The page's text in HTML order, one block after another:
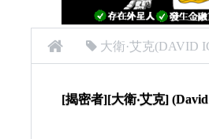
大衛·艾克(DAVID
[揭密者][大衛‧艾克]